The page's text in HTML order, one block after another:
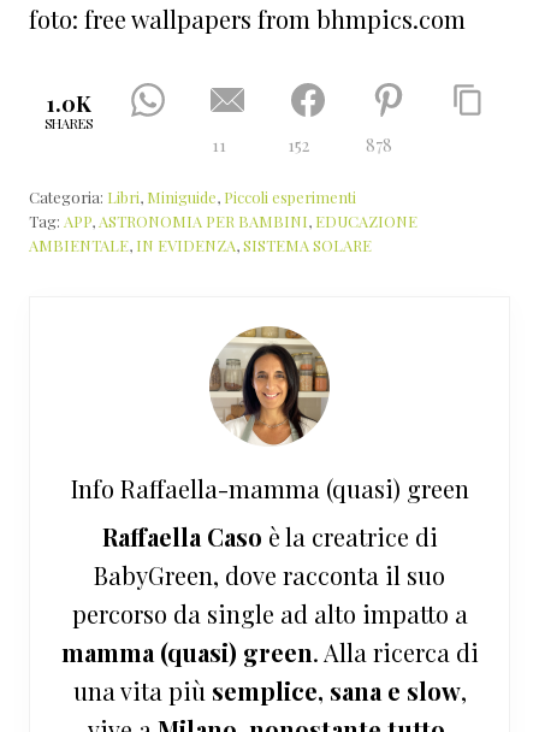
foto: free wallpapers from bhmpics.com
1.0K
SHARES
11 152 878
Categoria: Libri, Miniguide, Piccoli esperimenti
Tag: APP, ASTRONOMIA PER BAMBINI, EDUCAZIONE
AMBIENTALE, IN EVIDENZA,SISTEMA SOLARE
Info Raffaella-mamma (quasi) green
Raffaella Caso è la creatrice di
BabyGreen, dove racconta il suo
percorso da single ad alto impatto a
mamma (quasi) green. Alla ricerca di
una vita più semplice, sana e slow,